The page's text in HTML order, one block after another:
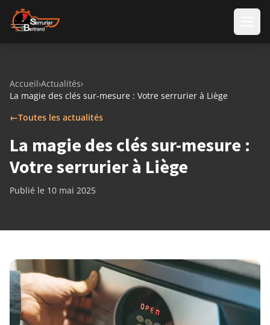
Aller au contenu
Accueil›Actualités›
La magie des clés sur-mesure : Votre serrurier à Liège
←Toutes les actualités
La magie des clés sur-mesure :
Votre serrurier à Liège
Publié le 10 mai 2025